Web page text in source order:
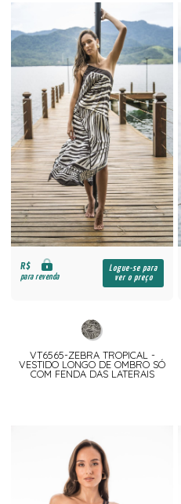
R$
para revenda
Logue-se para
ver o preço
VT6565-ZEBRA TROPICAL -
VESTIDO LONGO DE OMBRO SÓ
COM FENDA DAS LATERAIS